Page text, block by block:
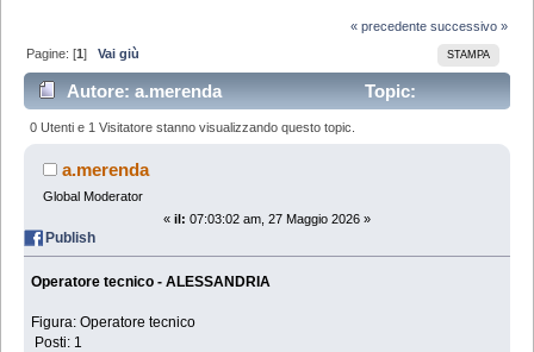
« precedente successivo »
STAMPA
Pagine: [1]Vai giù
Autore: a.merenda
Topic:
Operatore tecnico - ALESSANDRIA (Letto 1722 volte)
0 Utenti e 1 Visitatore stanno visualizzando questo topic.
a.merenda
Global Moderator
« il: 07:03:02 am, 27 Maggio 2026 »
Publish
Operatore tecnico - ALESSANDRIA
Figura: Operatore tecnico
Posti: 1